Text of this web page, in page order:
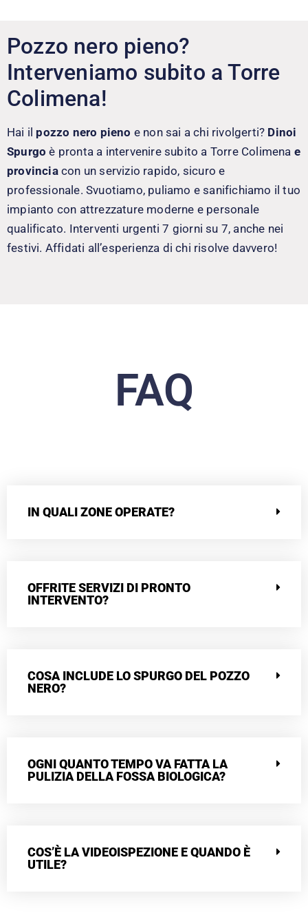
Pozzo nero pieno?
Interveniamo subito a Torre
Colimena!
Hai il pozzo nero pieno e non sai a chi rivolgerti? Dinoi
Spurgo è pronta a intervenire subito a Torre Colimena e
provinciacon un servizio rapido, sicuro e
professionale. Svuotiamo, puliamo e sanifichiamo il tuo
impianto con attrezzature moderne e personale
qualificato. Interventi urgenti 7 giorni su 7, anche nei
festivi. Affidati all’esperienza di chi risolve davvero!
FAQ
IN QUALI ZONE OPERATE?
OFFRITE SERVIZI DI PRONTO
INTERVENTO?
COSA INCLUDE LO SPURGO DEL POZZO
NERO?
OGNI QUANTO TEMPO VA FATTA LA
PULIZIA DELLA FOSSA BIOLOGICA?
COS’È LA VIDEOISPEZIONE E QUANDO È
UTILE?